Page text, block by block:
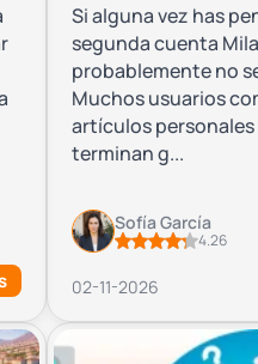
Si alguna vez has
segunda cuenta
probablemente no
Muchos usuarios
artículos personales
terminan g...
Sofía García
4.26
02-11-2026